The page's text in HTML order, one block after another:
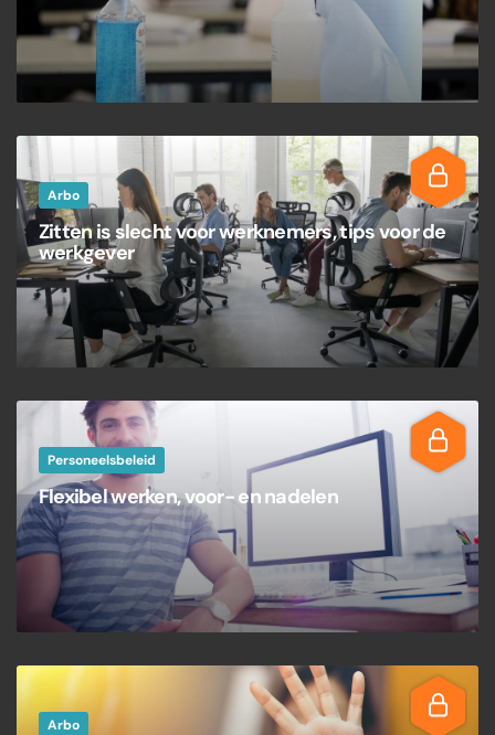
Arbo
Zitten is slecht voor werknemers, tips voor de
werkgever
Personeelsbeleid
Flexibel werken, voor- en nadelen
Arbo